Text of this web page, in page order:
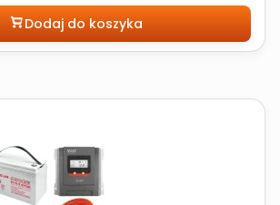
Dodaj do koszyka